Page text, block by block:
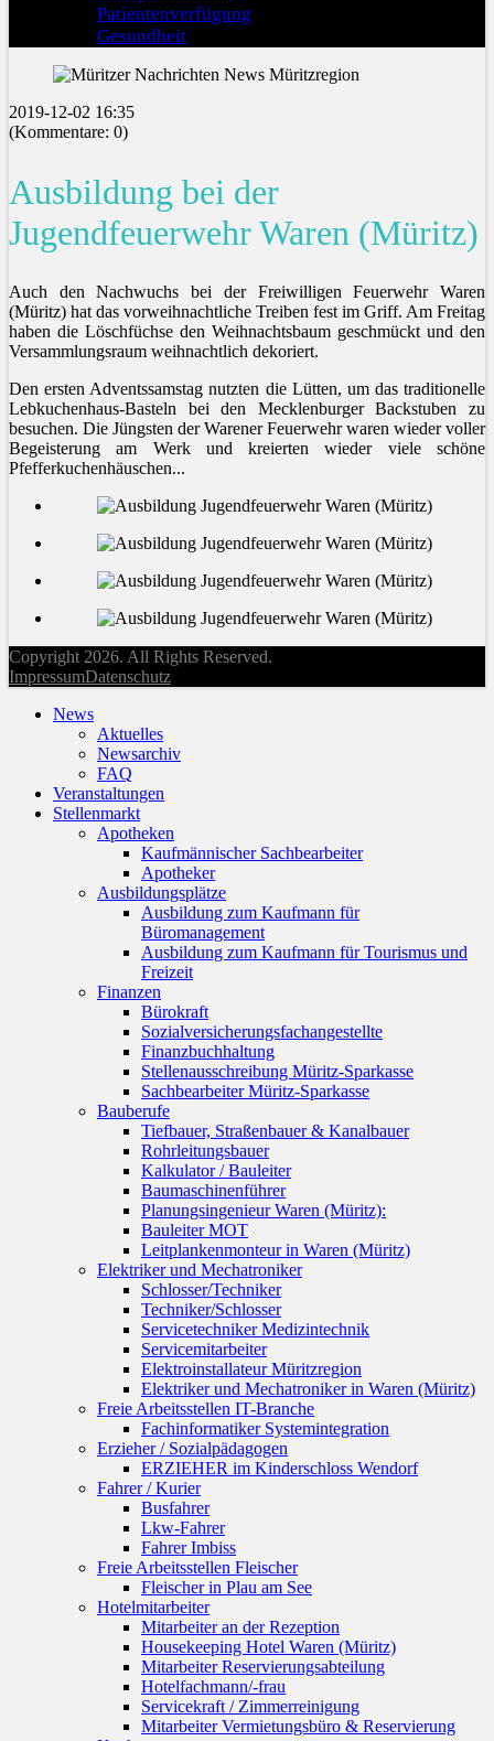
Patientenverfügung
Gesundheit
2019-12-02 16:35
(Kommentare: 0)
Ausbildung bei der
Jugendfeuerwehr Waren (Müritz)
Auch den Nachwuchs bei der Freiwilligen Feuerwehr Waren
(Müritz) hat das vorweihnachtliche Treiben fest im Griff. Am Freitag
haben die Löschfüchse den Weihnachtsbaum geschmückt und den
Versammlungsraum weihnachtlich dekoriert.
Den ersten Adventssamstag nutzten die Lütten, um das traditionelle
Lebkuchenhaus-Basteln bei den Mecklenburger Backstuben zu
besuchen. Die Jüngsten der Warener Feuerwehr waren wieder voller
Begeisterung am Werk und kreierten wieder viele schöne
Pfefferkuchenhäuschen...
Copyright 2026. All Rights Reserved.
ImpressumDatenschutz
News
Aktuelles
Newsarchiv
FAQ
Veranstaltungen
Stellenmarkt
Apotheken
Kaufmännischer Sachbearbeiter
Apotheker
Ausbildungsplätze
Ausbildung zum Kaufmann für
Büromanagement
Ausbildung zum Kaufmann für Tourismus und
Freizeit
Finanzen
Bürokraft
Sozialversicherungsfachangestellte
Finanzbuchhaltung
Stellenausschreibung Müritz-Sparkasse
Sachbearbeiter Müritz-Sparkasse
Bauberufe
Tiefbauer, Straßenbauer & Kanalbauer
Rohrleitungsbauer
Kalkulator / Bauleiter
Baumaschinenführer
Planungsingenieur Waren (Müritz):
Bauleiter MOT
Leitplankenmonteur in Waren (Müritz)
Elektriker und Mechatroniker
Schlosser/Techniker
Techniker/Schlosser
Servicetechniker Medizintechnik
Servicemitarbeiter
Elektroinstallateur Müritzregion
Elektriker und Mechatroniker in Waren (Müritz)
Freie Arbeitsstellen IT-Branche
Fachinformatiker Systemintegration
Erzieher / Sozialpädagogen
ERZIEHER im Kinderschloss Wendorf
Fahrer / Kurier
Busfahrer
Lkw-Fahrer
Fahrer Imbiss
Freie Arbeitsstellen Fleischer
Fleischer in Plau am See
Hotelmitarbeiter
Mitarbeiter an der Rezeption
Housekeeping Hotel Waren (Müritz)
Mitarbeiter Reservierungsabteilung
Hotelfachmann/-frau
Servicekraft / Zimmerreinigung
Mitarbeiter Vermietungsbüro & Reservierung